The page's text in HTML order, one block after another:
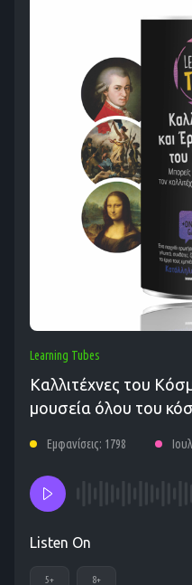
Learning Tubes
Καλλιτέχνες του
μουσεία όλου του
Εμφανίσεις: 1798
Listen On
5+ 8+